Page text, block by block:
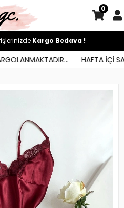
HAFTA İÇİ
0
Kargo Bedava !